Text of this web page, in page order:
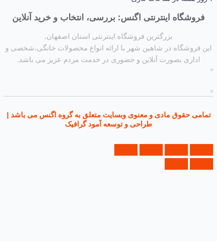
اینترنتی اگنس: بررسی، انتخاب و خرید آنلاین
بزرگترین فروشگاه اینترنتی استان اصفهان.
در شاهین شهر با ارائه انواع محصولات خانگی،شخصی و
بصورت آنلاین و حضوری در خدمت مردم عزیز می باشد.
حقوق مادی و معنوی وبسایت متعلق به گروه اگنس می باشد |
طراحی و توسعه آمود گرافیک